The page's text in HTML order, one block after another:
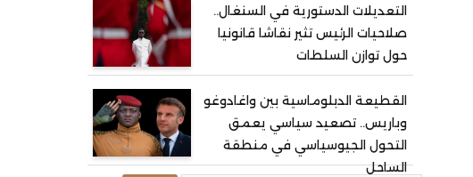
التعديلات الدستورية في السنغال..
صلاحيات الرئيس تثير نقاشا قانونيا
حول توازن السلطات
القطيعة الدبلوماسية بين واغادوغو
وباريس.. تصعيد سياسي يعمق
التحول الجيوسياسي في منطقة
الساحل